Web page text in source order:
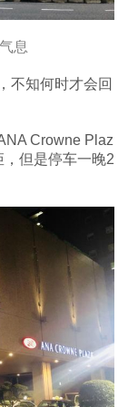
息
不知何时才会回
Crowne Plaz
但是停车一晚2